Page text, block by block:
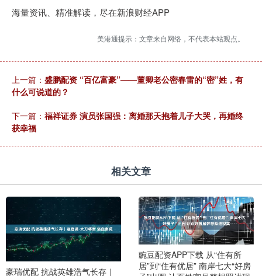
海量资讯、精准解读，尽在新浪财经APP
美港通提示：文章来自网络，不代表本站观点。
上一篇： 盛鹏配资 “百亿富豪”——董卿老公密春雷的“密”姓，有
什么可说道的？
下一篇： 福祥证券 演员张国强：离婚那天抱着儿子大哭，再婚终
获幸福
相关文章
豪瑞优配 抗战英雄浩气长存｜
豌豆配资APP下载 从“住有所
居”到“住有优居” 南岸七大“好房